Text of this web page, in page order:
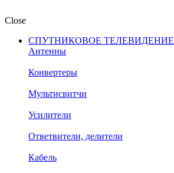
Close
СПУТНИКОВОЕ ТЕЛЕВИДЕНИЕ
Антенны
Конвертеры
Мультисвитчи
Усилители
Ответвители, делители
Кабель